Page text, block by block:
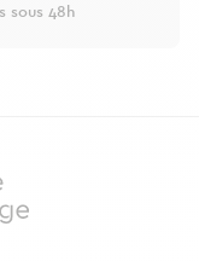
sous 48h